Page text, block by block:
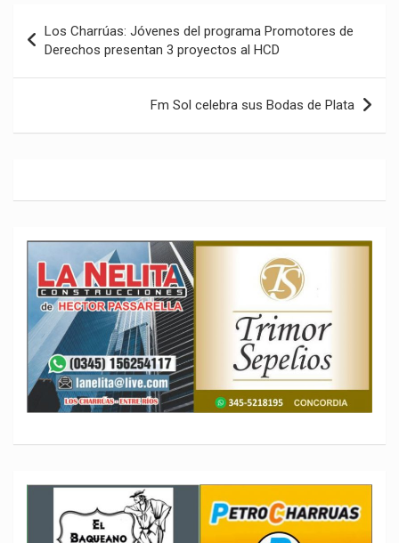
de
entradas
Los Charrúas: Jóvenes del programa Promotores de
Derechos presentan 3 proyectos al HCD
Fm Sol celebra sus Bodas de Plata